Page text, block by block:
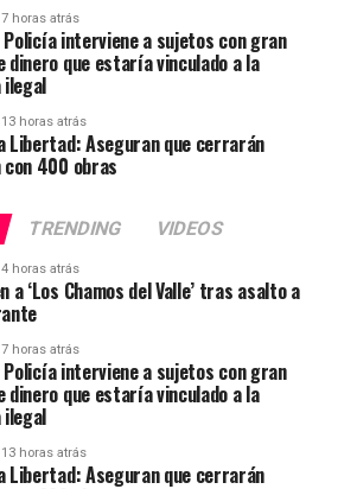
y otros servicios básicos. A
se preparan nuevas compras de
así como nuevos trabajos de
de salud en Bolívar
garantiza alcanzar las 400
del presente año.
vale mencionar que hay una
incluye 20 proyectos actualmente
y 30 nuevas obras que serán
y diciembre, ratificando el
de Joana Cabrera de
de inversión pública hasta
gestionados
7 horas atrás
interviene a sujetos con gran
dinero que estaría vinculado a la
13 horas atrás
Libertad: Aseguran que cerrarán
400 obras
TRENDING VIDEOS
4 horas atrás
a ‘Los Chamos del Valle’ tras asalto a
7 horas atrás
interviene a sujetos con gran
dinero que estaría vinculado a la
13 horas atrás
Libertad: Aseguran que cerrarán